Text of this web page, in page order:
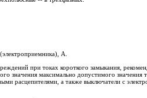
А.
при токах короткого замыкания,
значения максимально допустимого значения
расцепителями, а также выключатели с